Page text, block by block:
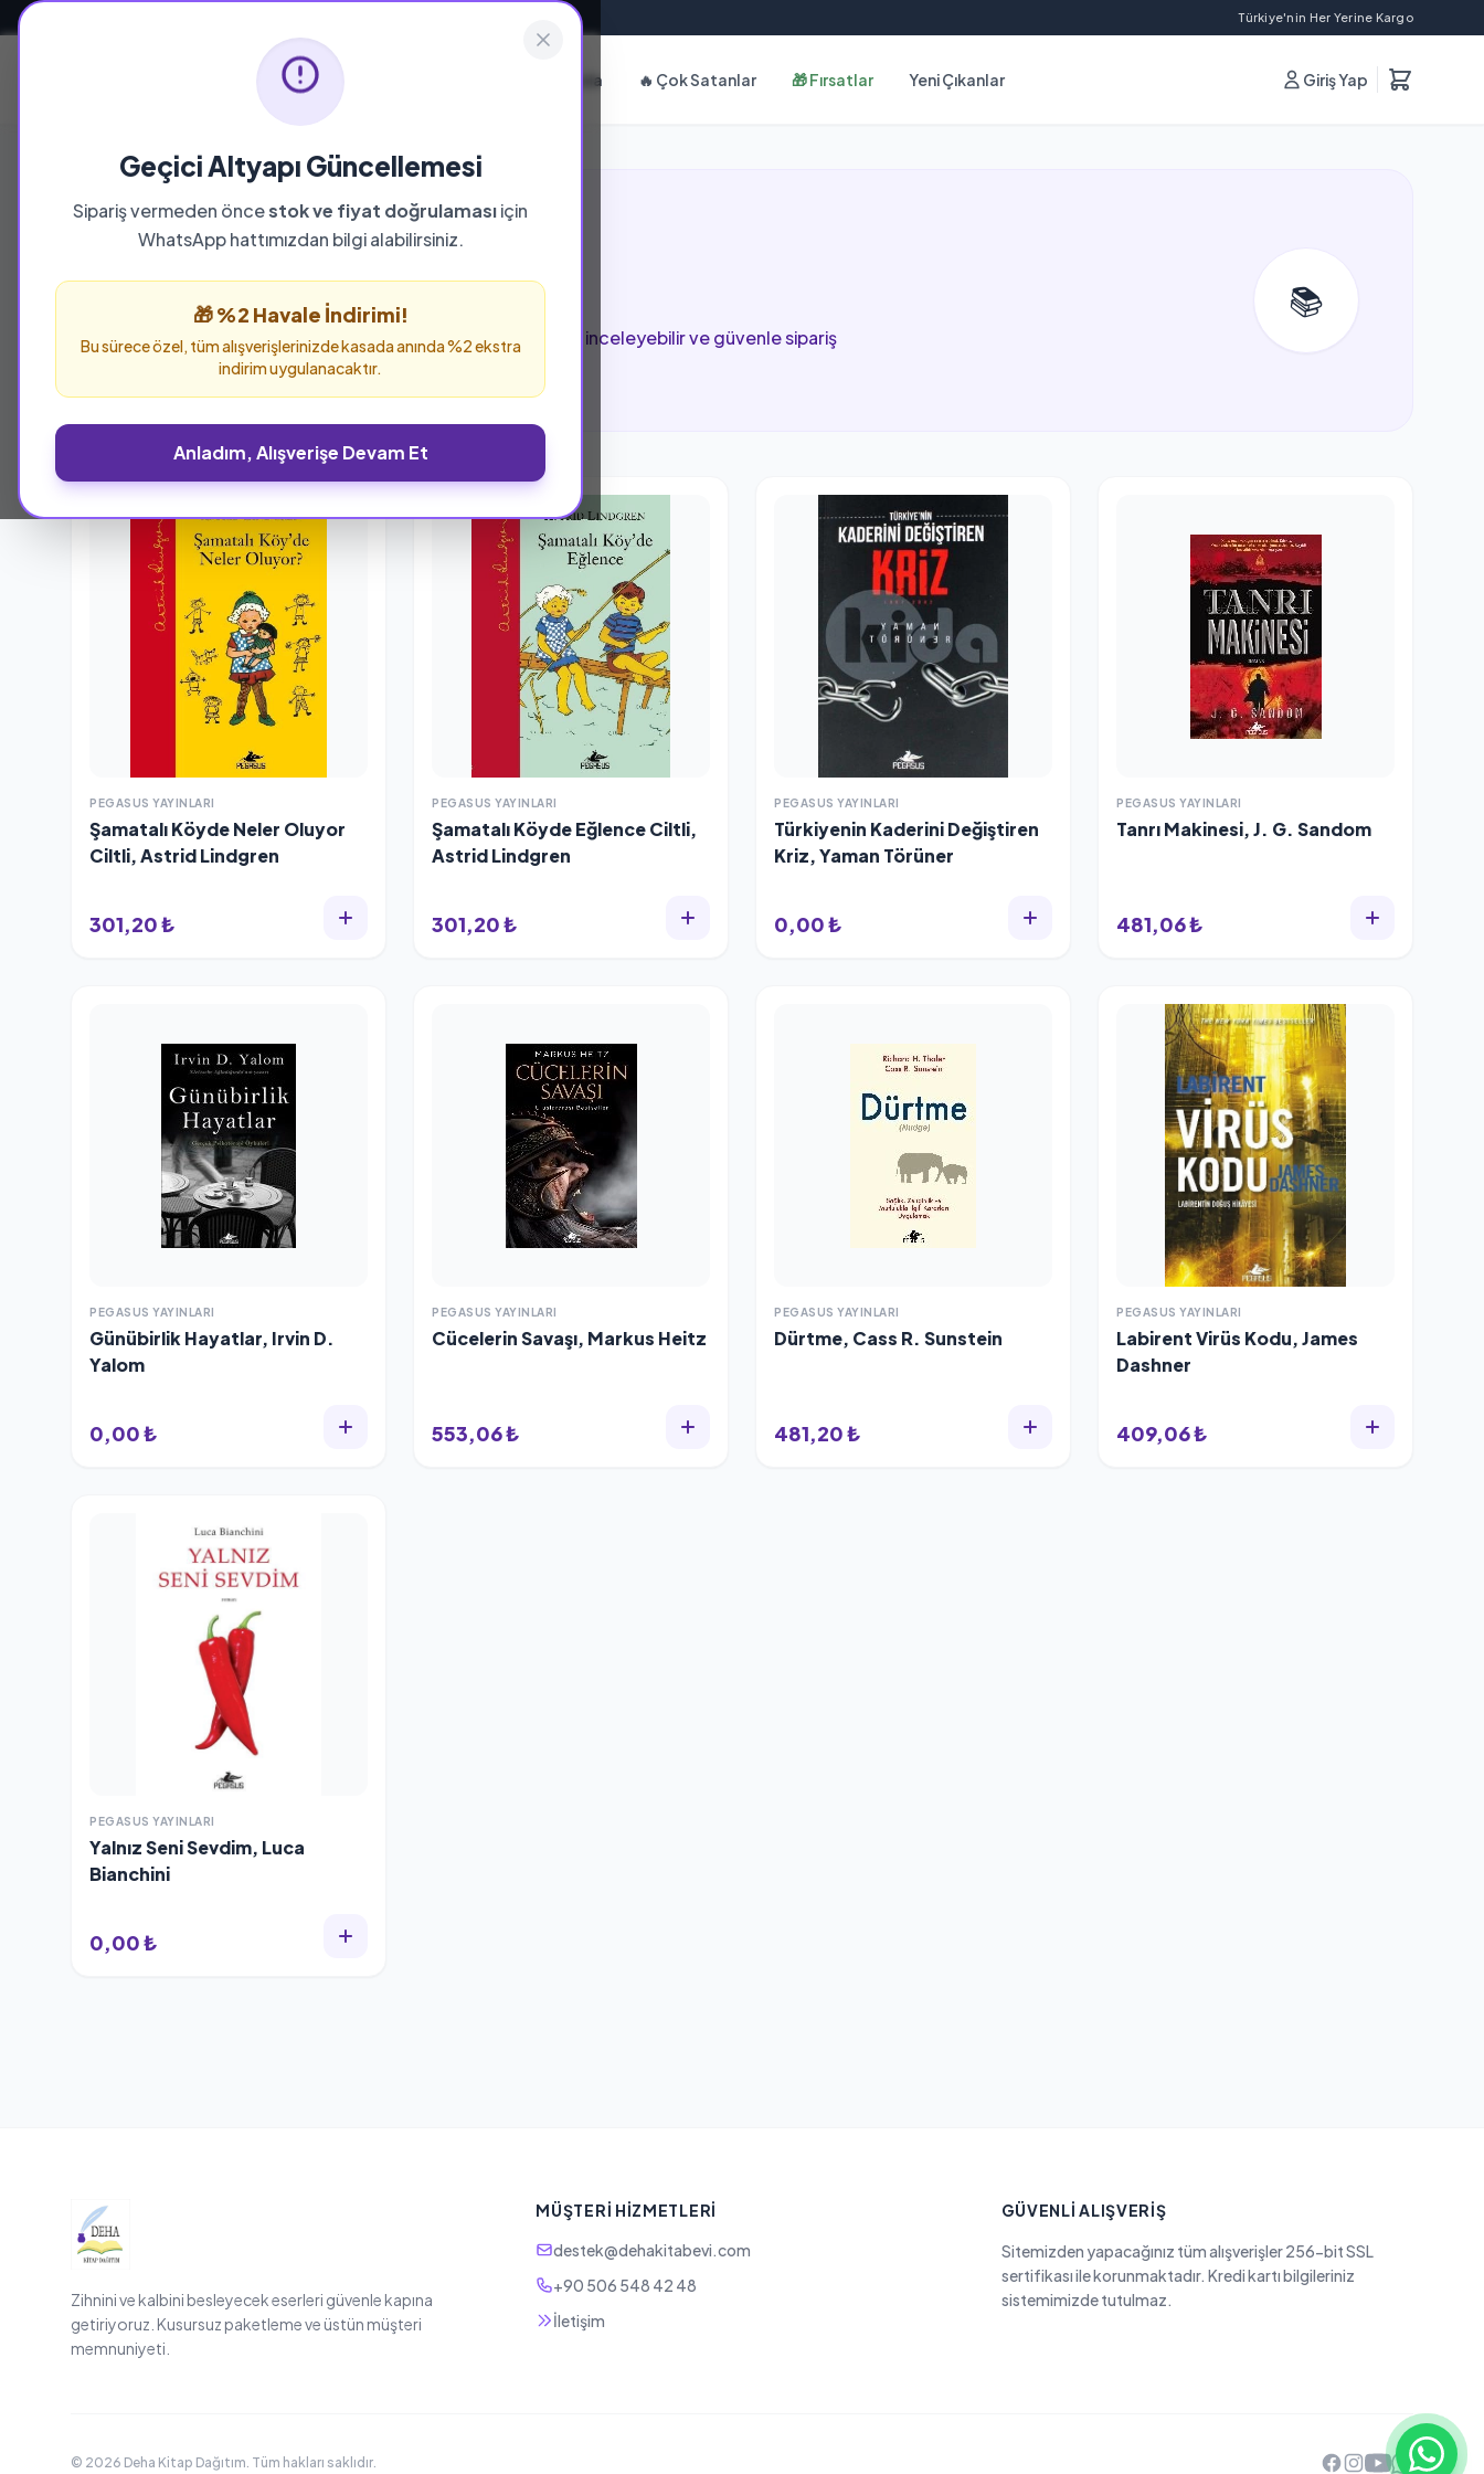
Geçici Altyapı Güncellemesi
Sipariş vermeden öncestok ve fiyat doğrulamasıiçin
WhatsApp hattımızdan bilgi alabilirsiniz.
🎁 %2 Havale İndirimi!
Bu sürece özel, tüm alışverişlerinizde kasada anında %2 ekstra
indirim uygulanacaktır.
Anladım, Alışverişe Devam Et
Türkiye'nin Her Yerine Kargo
Hakkımızda 🔥 Çok Satanlar 🎁 Fırsatlar Yeni Çıkanlar Giriş Yap
YAYINEVI
Pegasus Yayınları
Pegasus Yayınları yayınevine ait tüm eserleri bu sayfada inceleyebilir ve güvenle sipariş
verebilirsiniz.
📚
PEGASUS YAYINLARI
Şamatalı Köyde Neler Oluyor
Ciltli, Astrid Lindgren
301,20 ₺
PEGASUS YAYINLARI
Şamatalı Köyde Eğlence Ciltli,
Astrid Lindgren
301,20 ₺
PEGASUS YAYINLARI
Türkiyenin Kaderini Değiştiren
Kriz, Yaman Törüner
0,00 ₺
PEGASUS YAYINLARI
Tanrı Makinesi, J. G. Sandom
481,06 ₺
PEGASUS YAYINLARI
Günübirlik Hayatlar, Irvin D.
Yalom
0,00 ₺
PEGASUS YAYINLARI
Cücelerin Savaşı, Markus Heitz
553,06 ₺
PEGASUS YAYINLARI
Dürtme, Cass R. Sunstein
481,20 ₺
PEGASUS YAYINLARI
Labirent Virüs Kodu, James
Dashner
409,06 ₺
PEGASUS YAYINLARI
Yalnız Seni Sevdim, Luca
Bianchini
0,00 ₺
Zihnini ve kalbini besleyecek eserleri güvenle kapına
getiriyoruz. Kusursuz paketleme ve üstün müşteri
memnuniyeti.
MÜŞTERI HIZMETLERI
destek@dehakitabevi.com
+90 506 548 42 48
İletişim
GÜVENLI ALIŞVERIŞ
Sitemizden yapacağınız tüm alışverişler 256-bit SSL
sertifikası ile korunmaktadır. Kredi kartı bilgileriniz
sistemimizde tutulmaz.
© 2026 Deha Kitap Dağıtım. Tüm hakları saklıdır.